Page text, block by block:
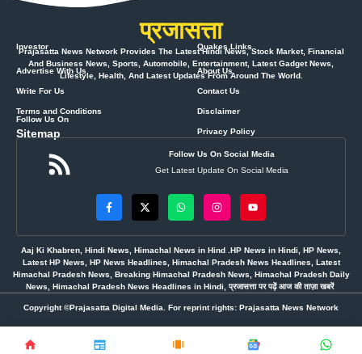
प्रजासत्ता
Prajasatta News Network Provides The Latest Hindi News, Stock Market, Financial
And Business News, Sports, Automobile, Entertainment, Latest Gadget News,
Lifestyle, Health, And Latest Updates From Around The World.
Investor
Advertise With Us
Write For Us
Terms and Conditions
Sitemap
Quakes Links
About Us
Contact Us
Disclaimer
Privacy Policy
Follow Us On
Follow Us On Social Media
Get Latest Update On Social Media
Aaj Ki Khabren, Hindi News, Himachal News in Hind .HP News in Hindi, HP News,
Latest HP News, HP News Headlines, Himachal Pradesh News Headlines, Latest
Himachal Pradesh News, Breaking Himachal Pradesh News, Himachal Pradesh Daily
News, Himachal Pradesh News Headlines in Hindi, प्रजासत्ता पर पढ़ें आज की ताज़ा खबरें
Copyright ©Prajasatta Digital Media. For reprint rights: Prajasatta News Network